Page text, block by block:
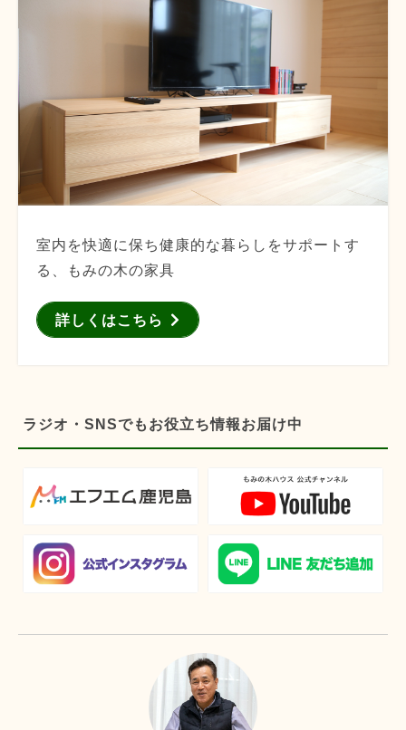
室内を快適に保ち健康的な暮らしをサポートす
る、もみの木の家具
詳しくはこちら
ラジオ・SNSでもお役立ち情報お届け中